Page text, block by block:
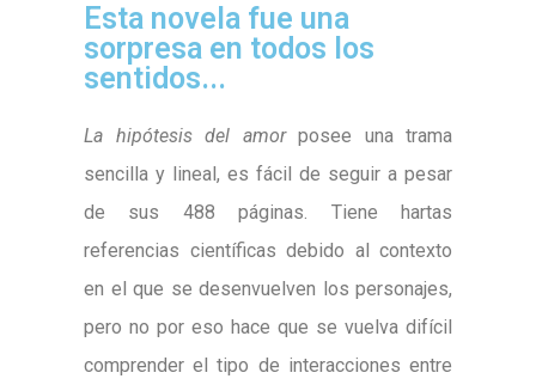
Esta novela fue una
sorpresa en todos los
sentidos...
La hipótesis del amorposee una trama
sencilla y lineal, es fácil de seguir a pesar
de sus 488 páginas. Tiene hartas
referencias científicas debido al contexto
en el que se desenvuelven los personajes,
pero no por eso hace que se vuelva difícil
comprender el tipo de interacciones entre